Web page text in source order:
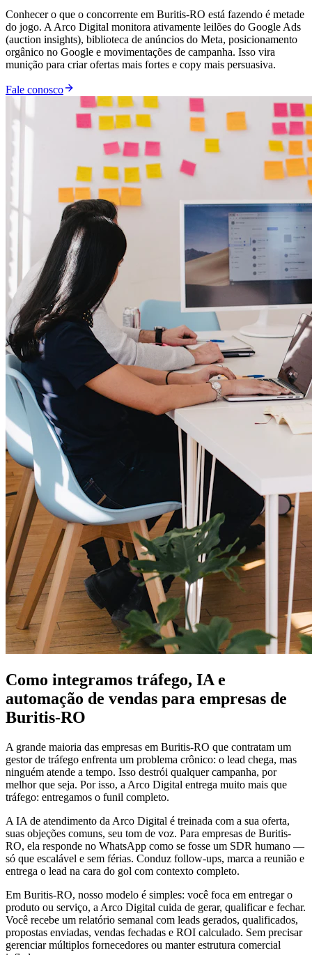
Conhecer o que o concorrente em Buritis-RO está fazendo é metade
do jogo. A Arco Digital monitora ativamente leilões do Google Ads
(auction insights), biblioteca de anúncios do Meta, posicionamento
orgânico no Google e movimentações de campanha. Isso vira
munição para criar ofertas mais fortes e copy mais persuasiva.
Fale conosco
Como integramos tráfego, IA e
automação de vendas para empresas de
Buritis-RO
A grande maioria das empresas em Buritis-RO que contratam um
gestor de tráfego enfrenta um problema crônico: o lead chega, mas
ninguém atende a tempo. Isso destrói qualquer campanha, por
melhor que seja. Por isso, a Arco Digital entrega muito mais que
tráfego: entregamos o funil completo.
A IA de atendimento da Arco Digital é treinada com a sua oferta,
suas objeções comuns, seu tom de voz. Para empresas de Buritis-
RO, ela responde no WhatsApp como se fosse um SDR humano —
só que escalável e sem férias. Conduz follow-ups, marca a reunião e
entrega o lead na cara do gol com contexto completo.
Em Buritis-RO, nosso modelo é simples: você foca em entregar o
produto ou serviço, a Arco Digital cuida de gerar, qualificar e fechar.
Você recebe um relatório semanal com leads gerados, qualificados,
propostas enviadas, vendas fechadas e ROI calculado. Sem precisar
gerenciar múltiplos fornecedores ou manter estrutura comercial